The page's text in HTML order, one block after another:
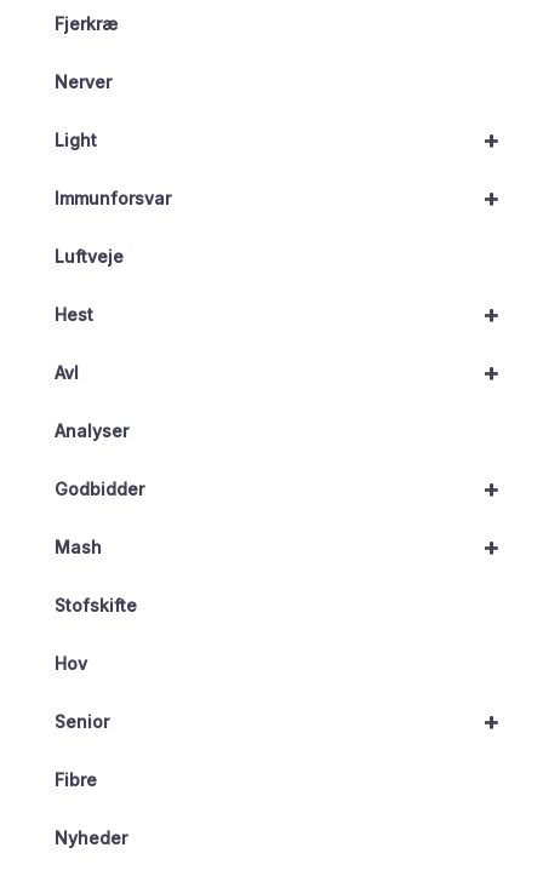
Fjerkræ
Nerver
+
Light
+
Immunforsvar
Luftveje
+
Hest
+
Avl
Analyser
+
Godbidder
+
Mash
Stofskifte
Hov
+
Senior
Fibre
Nyheder